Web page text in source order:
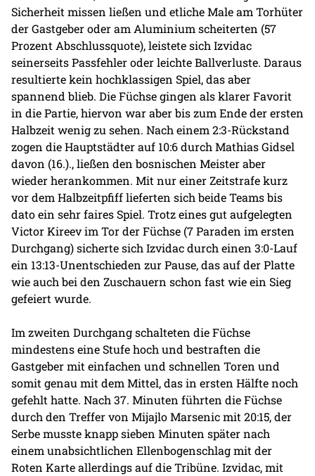
Sicherheit missen ließen und etliche Male am Torhüter
der Gastgeber oder am Aluminium scheiterten (57
Prozent Abschlussquote), leistete sich Izvidac
seinerseits Passfehler oder leichte Ballverluste. Daraus
resultierte kein hochklassigen Spiel, das aber
spannend blieb. Die Füchse gingen als klarer Favorit
in die Partie, hiervon war aber bis zum Ende der ersten
Halbzeit wenig zu sehen. Nach einem 2:3-Rückstand
zogen die Hauptstädter auf 10:6 durch Mathias Gidsel
davon (16.)., ließen den bosnischen Meister aber
wieder herankommen. Mit nur einer Zeitstrafe kurz
vor dem Halbzeitpfiff lieferten sich beide Teams bis
dato ein sehr faires Spiel. Trotz eines gut aufgelegten
Victor Kireev im Tor der Füchse (7 Paraden im ersten
Durchgang) sicherte sich Izvidac durch einen 3:0-Lauf
ein 13:13-Unentschieden zur Pause, das auf der Platte
wie auch bei den Zuschauern schon fast wie ein Sieg
gefeiert wurde.
Im zweiten Durchgang schalteten die Füchse
mindestens eine Stufe hoch und bestraften die
Gastgeber mit einfachen und schnellen Toren und
somit genau mit dem Mittel, das in ersten Hälfte noch
gefehlt hatte. Nach 37. Minuten führten die Füchse
durch den Treffer von Mijajlo Marsenic mit 20:15, der
Serbe musste knapp sieben Minuten später nach
einem unabsichtlichen Ellenbogenschlag mit der
Roten Karte allerdings auf die Tribüne. Izvidac, mit